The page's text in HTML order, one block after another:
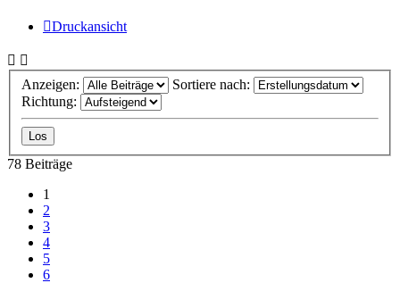
Druckansicht
Anzeigen:
Sortiere nach:
Richtung:
78 Beiträge
1
2
3
4
5
6